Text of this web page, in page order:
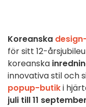
Koreanska
för sitt 12-
koreanska
innovativa stil och
popup-butiki
juli till 11